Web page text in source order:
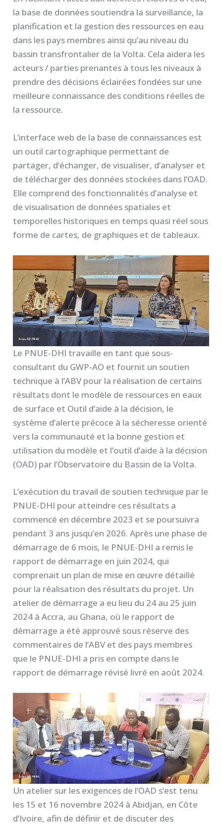
la base de données soutiendra la surveillance, la
planification et la gestion des ressources en eau
dans les pays membres ainsi qu’au niveau du
bassin transfrontalier de la Volta. Cela aidera les
acteurs / parties prenantes à tous les niveaux à
prendre des décisions éclairées fondées sur une
meilleure connaissance des conditions réelles de
la ressource.
L’interface web de la base de connaissances est
un outil cartographique permettant de
partager, d’échanger, de visualiser, d’analyser et
de télécharger des données stockées dans l’OAD.
Elle comprend des fonctionnalités d’analyse et
de visualisation de données spatiales et
temporelles historiques en temps quasi réel sous
forme de cartes, de graphiques et de tableaux.
Le PNUE-DHI travaille en tant que sous-
consultant du GWP-AO et fournit un soutien
technique à l’ABV pour la réalisation de certains
résultats dont le modèle de ressources en eaux
de surface et Outil d’aide à la décision, le
système d’alerte précoce à la sécheresse orienté
vers la communauté et la bonne gestion et
utilisation du modèle et l’outil d’aide à la décision
(OAD) par l’Observatoire du Bassin de la Volta.
L’exécution du travail de soutien technique par le
PNUE-DHI pour atteindre ces résultats a
commencé en décembre 2023 et se poursuivra
pendant 3 ans jusqu’en 2026. Après une phase de
démarrage de 6 mois, le PNUE-DHI a remis le
rapport de démarrage en juin 2024, qui
comprenait un plan de mise en œuvre détaillé
pour la réalisation des résultats du projet. Un
atelier de démarrage a eu lieu du 24 au 25 juin
2024 à Accra, au Ghana, où le rapport de
démarrage a été approuvé sous réserve des
commentaires de l’ABV et des pays membres
que le PNUE-DHI a pris en compte dans le
rapport de démarrage révisé livré en août 2024.
Un atelier sur les exigences de l’OAD s’est tenu
les 15 et 16 novembre 2024 à Abidjan, en Côte
d’Ivoire, afin de définir et de discuter des